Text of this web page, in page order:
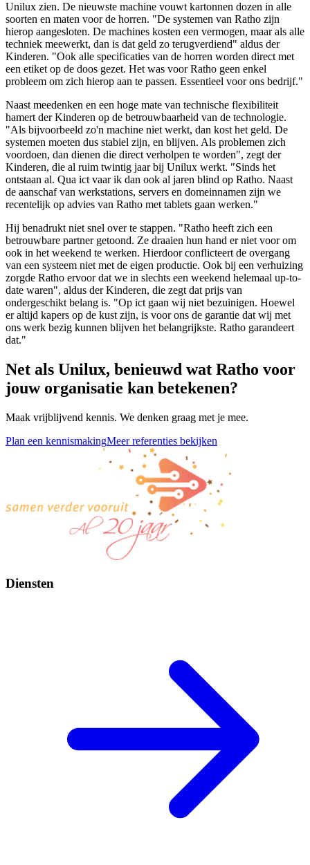
Unilux zien. De nieuwste machine vouwt kartonnen dozen in alle
soorten en maten voor de horren. "De systemen van Ratho zijn
hierop aangesloten. De machines kosten een vermogen, maar als alle
techniek meewerkt, dan is dat geld zo terugverdiend" aldus der
Kinderen. "Ook alle specificaties van de horren worden direct met
een etiket op de doos gezet. Het was voor Ratho geen enkel
probleem om zich hierop aan te passen. Essentieel voor ons bedrijf."
Naast meedenken en een hoge mate van technische flexibiliteit
hamert der Kinderen op de betrouwbaarheid van de technologie.
"Als bijvoorbeeld zo'n machine niet werkt, dan kost het geld. De
systemen moeten dus stabiel zijn, en blijven. Als problemen zich
voordoen, dan dienen die direct verholpen te worden", zegt der
Kinderen, die al ruim twintig jaar bij Unilux werkt. "Sinds het
ontstaan al. Qua ict vaar ik dan ook al jaren blind op Ratho. Naast
de aanschaf van werkstations, servers en domeinnamen zijn we
recentelijk op advies van Ratho met tablets gaan werken."
Hij benadrukt niet snel over te stappen. "Ratho heeft zich een
betrouwbare partner getoond. Ze draaien hun hand er niet voor om
ook in het weekend te werken. Hierdoor conflicteert de overgang
van een systeem niet met de eigen productie. Ook bij een verhuizing
zorgde Ratho ervoor dat we in slechts een weekend helemaal up-to-
date waren", aldus der Kinderen, die zegt dat prijs van
ondergeschikt belang is. "Op ict gaan wij niet bezuinigen. Hoewel
er altijd kapers op de kust zijn, is voor ons de garantie dat wij met
ons werk bezig kunnen blijven het belangrijkste. Ratho garandeert
dat."
Net als Unilux, benieuwd wat Ratho voor
jouw organisatie kan betekenen?
Maak vrijblijvend kennis. We denken graag met je mee.
Plan een kennismakingMeer referenties bekijken
Diensten